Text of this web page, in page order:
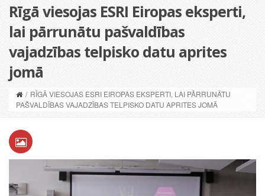
Rīgā viesojas ESRI Eiropas eksperti,
lai pārrunātu pašvaldības
vajadzības telpisko datu aprites
jomā
/ RĪGĀ VIESOJAS ESRI EIROPAS EKSPERTI, LAI PĀRRUNĀTU
PAŠVALDĪBAS VAJADZĪBAS TELPISKO DATU APRITES JOMĀ